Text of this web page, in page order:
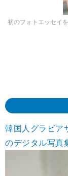
初のフォトエッセイ
韓国人グラビア
のデジタル写真